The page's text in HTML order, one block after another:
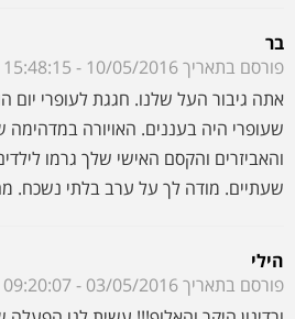
הילי
פורסם בתאריך 03/05/2016 - 09:20:07
עליך. הצלחת לגרום לילדים להיות
שמענו את הצחוק שלהם. הבן שלי כל כך
בלילה מהתרגשות וכבר הזמין אותך
בשכונה.